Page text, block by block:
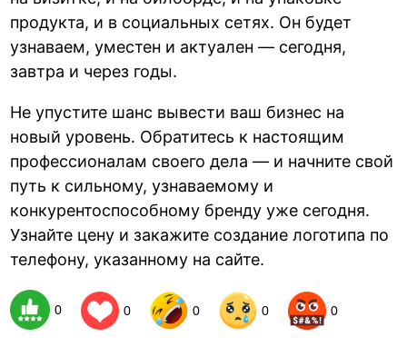
продукта, и в социальных сетях. Он будет
узнаваем, уместен и актуален — сегодня,
завтра и через годы.
Не упустите шанс вывести ваш бизнес на
новый уровень. Обратитесь к настоящим
профессионалам своего дела — и начните свой
путь к сильному, узнаваемому и
конкурентоспособному бренду уже сегодня.
Узнайте цену и закажите создание логотипа по
телефону, указанному на сайте.
0 0 0 0 0